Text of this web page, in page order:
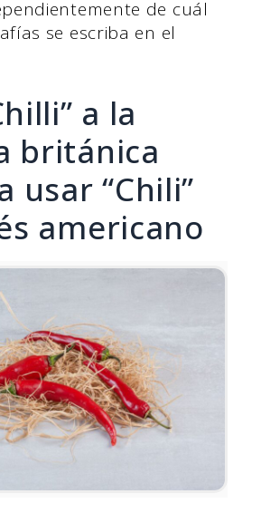
de cuál
se escriba en el
a la
británica
usar “Chili”
americano